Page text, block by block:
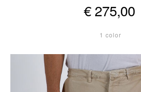
€ 275,00
1 color